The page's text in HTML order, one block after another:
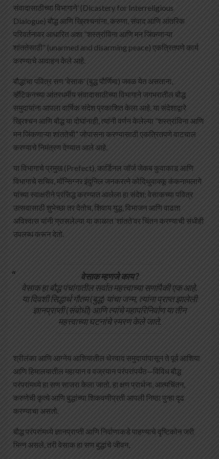
संवादासाठीच्या विभागाने’ (Dicastery for Interreligious
Dialogue) बौद्ध आणि ख्रिश्चनांना, करुणा, संवाद आणि आंतरिक
परिवर्तनावर आधारित अशा “शस्त्रांविना आणि मन जिंकणाऱ्या
शांततेसाठी” (unarmed and disarming peace) एकत्रितपणे कार्य
करण्याचे आवाहन केले आहे.
बौद्धांचा पवित्र सण ‘वेसाक’ (बुद्ध पौर्णिमा) जवळ येत असताना,
व्हॅटिकनच्या आंतरधर्मीय संवादासाठीच्या विभागाने जगभरातील बौद्ध
समुदायांना आपला वार्षिक संदेश प्रकाशित केला आहे. या संदेशाद्वारे
ख्रिश्चन आणि बौद्ध या दोघांनाही, त्यांनी वर्णन केलेल्या “शस्त्रांविना आणि
मन जिंकणाऱ्या शांततेची” जोपासना करण्यासाठी एकत्रितपणे वाटचाल
करण्याचे निमंत्रण देण्यात आले आहे.
या विभागाचे प्रमुख (Prefect), कार्डिनल जॉर्ज जेकब कुवाकाड आणि
विभागाचे सचिव, मॉन्सिग्नर इंदुनिल जनकरत्ने कोदिथुवाक्कू कंकनामलागे
यांच्या स्वाक्षरीने प्रसिद्ध करण्यात आलेला हा संदेश; वेसाकच्या पवित्र
उत्सवासाठी शुभेच्छा तर देतोच, शिवाय युद्ध, विभाजन आणि वाढता
अविश्वास यांनी ग्रासलेल्या या काळात ‘शांतते’वर चिंतन करण्याची संधीही
उपलब्ध करून देतो.
वेसाक म्हणजे काय ?
वेसाक हा बौद्ध पंचांगातील सर्वात महत्त्वाच्या सणांपैकी एक आहे.
या दिवशी सिद्धार्थ गौतम (बुद्ध) यांचा जन्म, त्यांना प्राप्त झालेली
ज्ञानप्राप्ती (संबोधी) आणि त्यांचे महापरिनिर्वाण या तीन
महत्त्वाच्या घटनांचे स्मरण केले जाते.
श्रीलंका आणि आग्नेय आशियातील थेरवाद समुदायांपासून ते पूर्व आशिया
आणि हिमालयातील महायान व वज्रयान परंपरांपर्यंत—विविध बौद्ध
परंपरांमध्ये हा सण साजरा केला जातो. हा क्षण प्रार्थना, आत्मचिंतन,
करुणेची कृत्ये आणि बुद्धांच्या शिकवणीप्रती आपली निष्ठा पुन्हा दृढ
करण्याचा असतो.
बौद्ध परंपरांमध्ये ज्ञानप्राप्ती आणि निर्वाणाकडे पाहण्याचे दृष्टिकोन जरी
भिन्न असले, तरी वेसाक हा सण बुद्धांचे जीवन,